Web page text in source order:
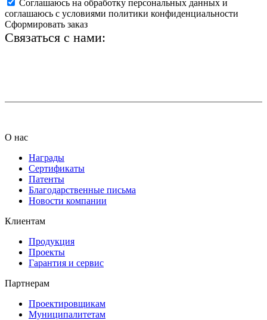
Соглашаюсь на обработку персональных данных и
соглашаюсь с условиями политики конфиденциальности
Сформировать заказ
Связаться с нами:
О нас
Награды
Сертификаты
Патенты
Благодарственные письма
Новости компании
Клиентам
Продукция
Проекты
Гарантия и сервис
Партнерам
Проектировщикам
Муниципалитетам